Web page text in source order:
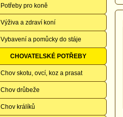
Potřeby pro koně
Výživa a zdraví koní
Vybavení a pomůcky do stáje
CHOVATELSKÉ POTŘEBY
Chov skotu, ovcí, koz a prasat
Chov drůbeže
Chov králíků